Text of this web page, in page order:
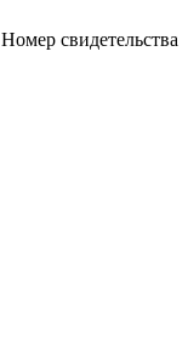
Номер свидетельства